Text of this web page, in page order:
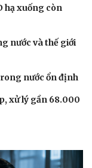
hạ xuống còn
nước và thế giới
nước ổn định
xử lý gần 68.000